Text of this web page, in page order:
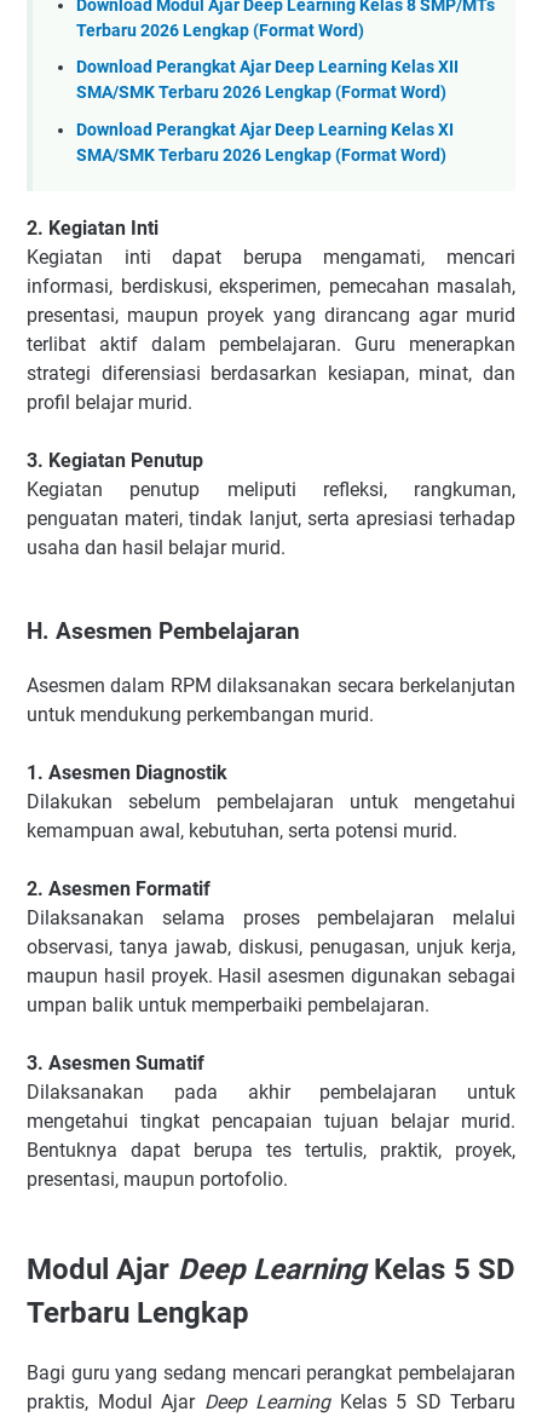
Download Modul Ajar Deep Learning Kelas 8 SMP/MTs
Terbaru 2026 Lengkap (Format Word)
Download Perangkat Ajar Deep Learning Kelas XII
SMA/SMK Terbaru 2026 Lengkap (Format Word)
Download Perangkat Ajar Deep Learning Kelas XI
SMA/SMK Terbaru 2026 Lengkap (Format Word)
2. Kegiatan Inti
Kegiatan inti dapat berupa mengamati, mencari
informasi, berdiskusi, eksperimen, pemecahan masalah,
presentasi, maupun proyek yang dirancang agar murid
terlibat aktif dalam pembelajaran. Guru menerapkan
strategi diferensiasi berdasarkan kesiapan, minat, dan
profil belajar murid.
3. Kegiatan Penutup
Kegiatan penutup meliputi refleksi, rangkuman,
penguatan materi, tindak lanjut, serta apresiasi terhadap
usaha dan hasil belajar murid.
H. Asesmen Pembelajaran
Asesmen dalam RPM dilaksanakan secara berkelanjutan
untuk mendukung perkembangan murid.
1. Asesmen Diagnostik
Dilakukan sebelum pembelajaran untuk mengetahui
kemampuan awal, kebutuhan, serta potensi murid.
2. Asesmen Formatif
Dilaksanakan selama proses pembelajaran melalui
observasi, tanya jawab, diskusi, penugasan, unjuk kerja,
maupun hasil proyek. Hasil asesmen digunakan sebagai
umpan balik untuk memperbaiki pembelajaran.
3. Asesmen Sumatif
Dilaksanakan pada akhir pembelajaran untuk
mengetahui tingkat pencapaian tujuan belajar murid.
Bentuknya dapat berupa tes tertulis, praktik, proyek,
presentasi, maupun portofolio.
Modul Ajar Deep LearningKelas 5 SD
Terbaru Lengkap
Bagi guru yang sedang mencari perangkat pembelajaran
praktis, Modul Ajar Deep LearningKelas 5 SD Terbaru